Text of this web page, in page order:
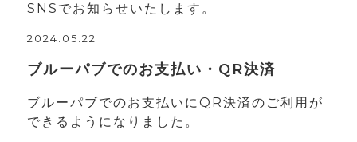
SNSでお知らせいたします。
2024.05.22
ブルーパブでのお支払い・QR決済
ブルーパブでのお支払いにQR決済のご利用が
できるようになりました。